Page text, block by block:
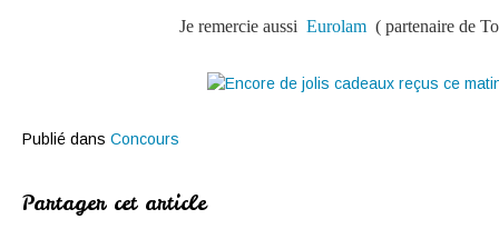
Je remercie aussi Eurolam( partenaire de
Publié dans Concours
Partager cet article